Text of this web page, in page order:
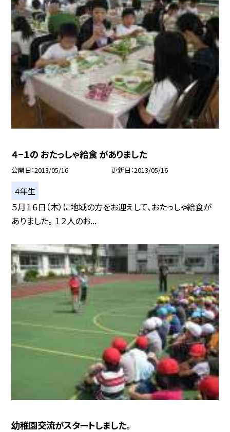
４−１の おたっしゃ給食 がありました
公開日 2013/05/16 更新日 2013/05/16
４年生
５月１６日（木）に地域の方をお迎えして、おたっしゃ給食が
ありました。 １２人のお...
幼稚園交流がスタートしました。